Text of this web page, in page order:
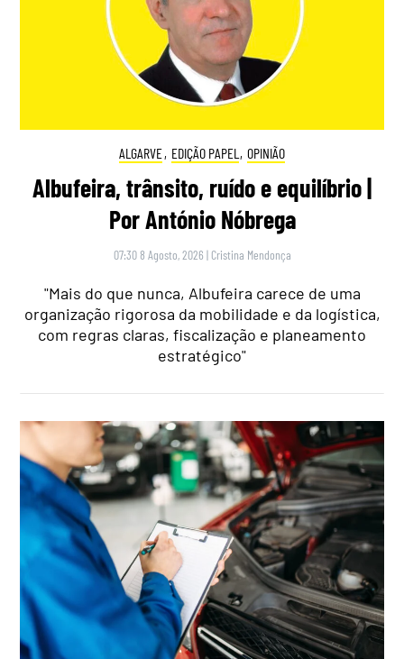
ALGARVE, EDIÇÃO PAPEL , OPINIÃO
Albufeira, trânsito, ruído e equilíbrio |
Por António Nóbrega
07:30 8 Agosto, 2026 | Cristina Mendonça
"Mais do que nunca, Albufeira carece de uma
organização rigorosa da mobilidade e da logística,
com regras claras, fiscalização e planeamento
estratégico"